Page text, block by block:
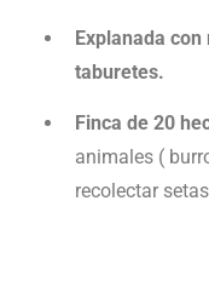
Explanada
taburetes.
Finca de 20
animales (
recolectar